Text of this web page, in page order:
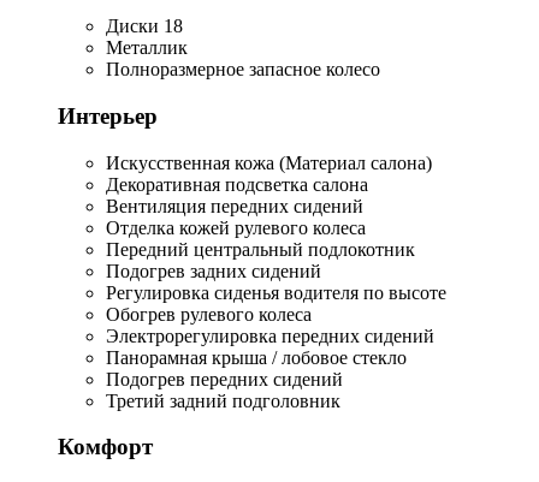
Диски 18
Металлик
Полноразмерное запасное колесо
Интерьер
Искусственная кожа (Материал салона)
Декоративная подсветка салона
Вентиляция передних сидений
Отделка кожей рулевого колеса
Передний центральный подлокотник
Подогрев задних сидений
Регулировка сиденья водителя по высоте
Обогрев рулевого колеса
Электрорегулировка передних сидений
Панорамная крыша / лобовое стекло
Подогрев передних сидений
Третий задний подголовник
Комфорт